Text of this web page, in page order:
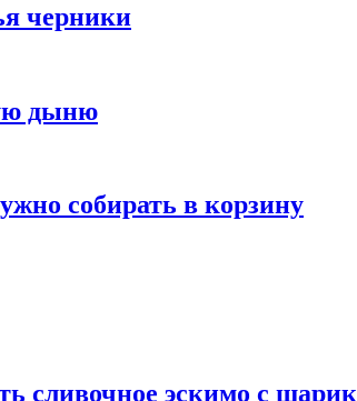
черники
дыню
собирать в корзину
сливочное эскимо с